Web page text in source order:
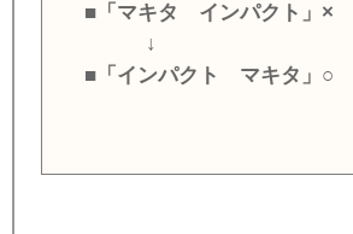
■「マキタ インパクト」×
↓
■「インパクト マキタ」○